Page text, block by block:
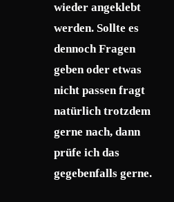
wieder angeklebt
werden. Sollte es
dennoch Fragen
geben oder etwas
nicht passen fragt
natürlich trotzdem
gerne nach, dann
prüfe ich das
gegebenfalls gerne.